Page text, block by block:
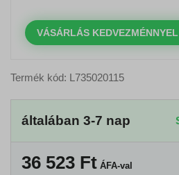
VÁSÁRLÁS KEDVEZMÉNNYEL
Termék kód: L735020115
általában 3-7 nap
36 523 Ft ÁFA-val